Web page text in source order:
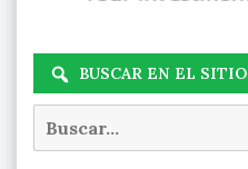
BUSCAR EN EL SITIO